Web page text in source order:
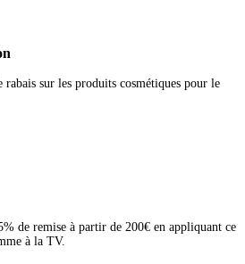
sur les produits cosmétiques pour le
de remise à partir de 200€ en appliquant ce
à la TV.